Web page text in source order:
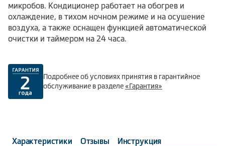
микробов. Кондиционер работает на обогрев и
охлаждение, в тихом ночном режиме и на осушение
воздуха, а также оснащен функцией автоматической
очистки и таймером на 24 часа.
Подробнее об условиях принятия в гарантийное
обслуживание в разделе«Гарантия»
Характеристики Отзывы Инструкция